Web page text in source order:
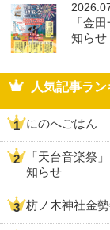
「金
知らせ
人気記事ラ
にのへごはん
「天台音楽祭
知らせ
枋ノ木神社金